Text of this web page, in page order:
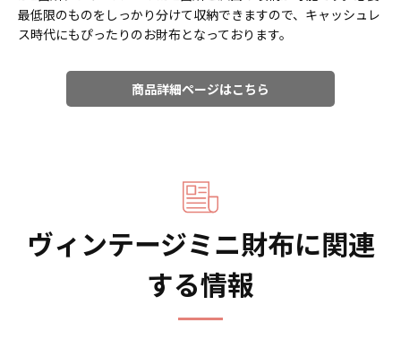
最低限のものをしっかり分けて収納できますので、キャッシュレ
ス時代にもぴったりのお財布となっております。
商品詳細ページはこちら
ヴィンテージミニ財布に関連
する情報